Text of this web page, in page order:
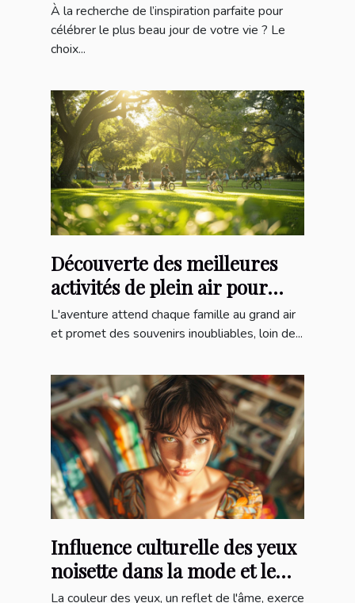
mariage
À la recherche de l’inspiration parfaite pour
célébrer le plus beau jour de votre vie ? Le
choix...
Découverte des meilleures
activités de plein air pour
toute la famille
L'aventure attend chaque famille au grand air
et promet des souvenirs inoubliables, loin de...
Influence culturelle des yeux
noisette dans la mode et le
cinéma
La couleur des yeux, un reflet de l'âme, exerce